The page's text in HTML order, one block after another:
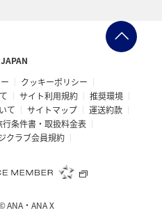
JAPAN
クッキーポリシー
サイト利用規約
推奨環境
て
サイトマップ
運送約款
条件書・取扱料金表
クラブ会員規約
ANA・ANA X